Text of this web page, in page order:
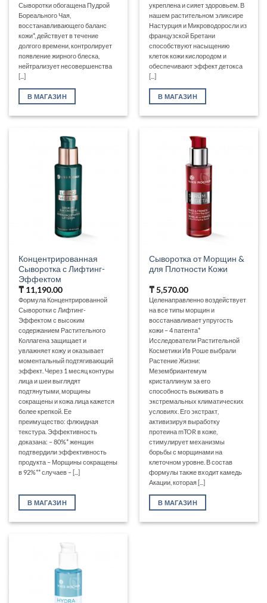
Сыворотки обогащена Пудрой
Бореального Чая,
восстанавливающего баланс
кожи*, действует в течение
долгого времени, контролирует
появление жирного блеска,
нейтрализует несовершенства
[...]
В МАГАЗИН
укреплена и сияет здоровьем. В
нашем растительном эликсире
Настурция и Микроводоросли из
французской Бретани
способствуют насыщению
клеток кожи кислородом и
обеспечивают эффект детокса
[...]
В МАГАЗИН
Концентрированная
Сыворотка с Лифтинг-
Эффектом
₸ 11,190.00
Формула Концентрированной
Сыворотки с Лифтинг-
Эффектом с высоким
содержанием Растительного
Коллагена защищает и
увлажняет кожу и оказывает
моментальный подтягивающий
эффект. Через 1 месяц контуры
лица и шеи выглядят
подтянутыми, морщины
сокращены и кожа лица кажется
более крепкой. Ее
преимущество: флюидная
текстура. Эффективность
доказана: – 80%* женщин
подтвердили эффективность
продукта – Морщины сокращены
в 92%** случаев – [...]
В МАГАЗИН
Сыворотка от Морщин &
для Плотности Кожи
₸5,570.00
Целенаправленно воздействует
на все типы морщин и
восстанавливает упругость
кожи – 4 патента*
Исследователи Растительной
Косметики Ив Роше выбрали
Растение Жизни:
Мезембриантемум
кристаллинум за его
способность выживать в
экстремальных климатических
условиях. Его экстракт,
активизируя выработку
протеина mTOR в коже,
стимулирует механизмы
борьбы с морщинами на
клеточном уровне. В состав
формулы также входит камедь
Акации, которая [...]
В МАГАЗИН